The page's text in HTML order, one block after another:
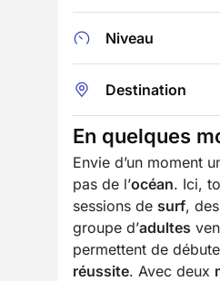
Niveau
Destination
En quelques
Envie d’un moment
pas de l’océan. Ici,
sessions de surf,
groupe d’adultes
permettent de
réussite. Avec deux